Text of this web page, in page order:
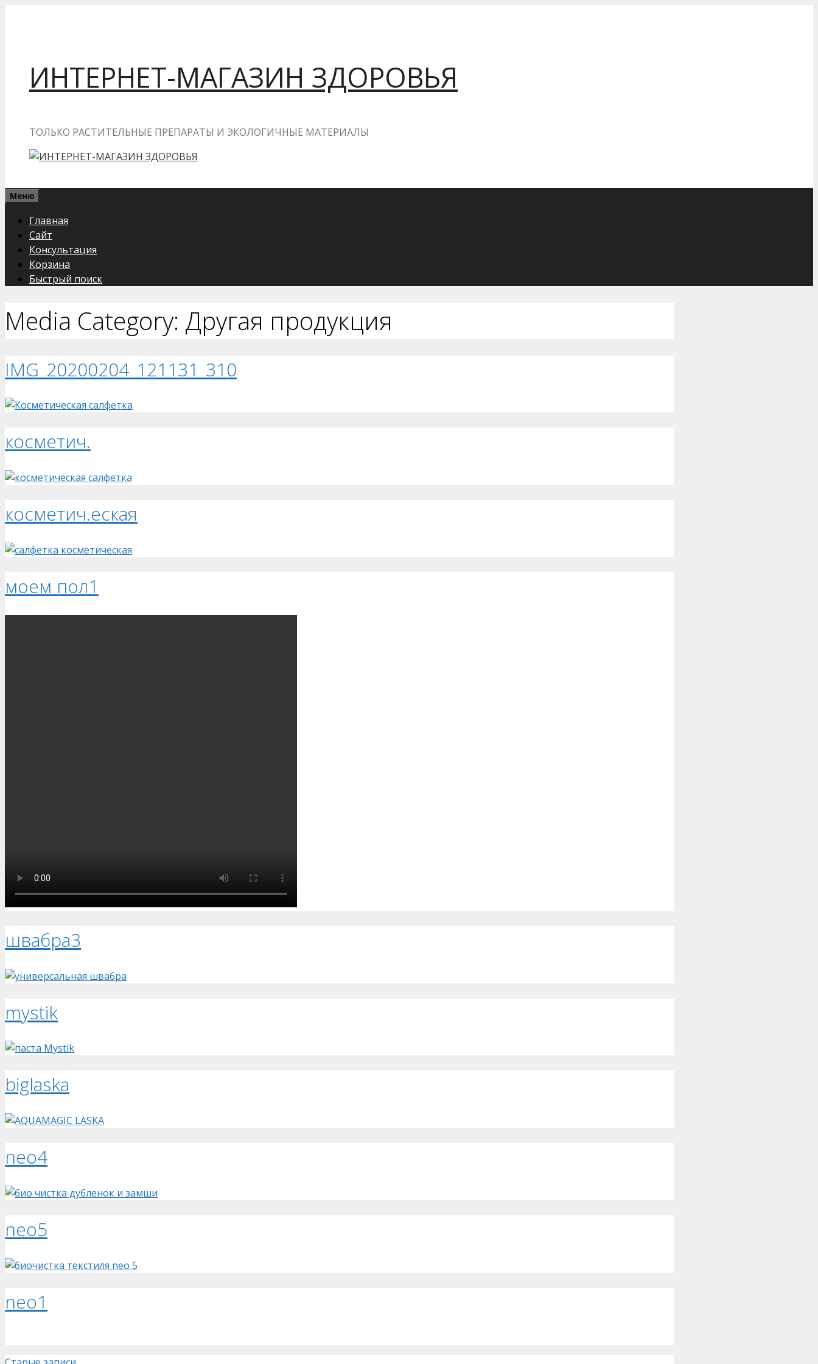
ИНТЕРНЕТ-МАГАЗИН ЗДОРОВЬЯ
ТОЛЬКО РАСТИТЕЛЬНЫЕ ПРЕПАРАТЫ И ЭКОЛОГИЧНЫЕ МАТЕРИАЛЫ
Меню
Главная
Сайт
Консультация
Корзина
Быстрый поиск
Media Category: Другая продукция
IMG_20200204_121131_310
косметич.
косметич.еская
моем пол1
швабра3
mystik
biglaska
neo4
neo5
neo1